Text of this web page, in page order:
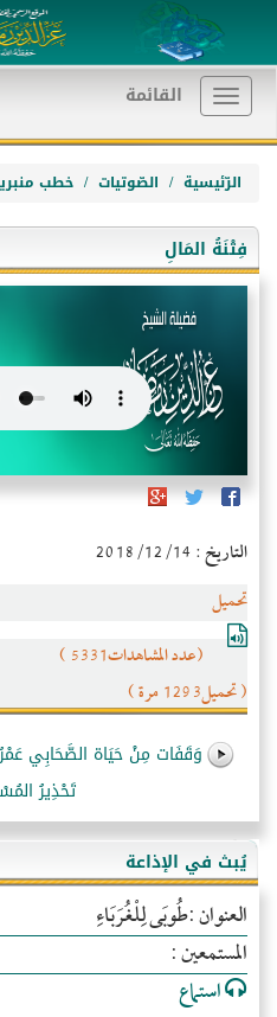
Toggle
navigation
القائمة
الرّئيسية الصّوتيات خطب
فِتْنَةُ المَالِ
التاريخ : 2018/12/14
تحميل
(عدد المشاهدات5331 )
( تحميل1293 مرة )
وَقَفَات مِنْ حَيَاة الصَّحَابِي
تَحْذِيرُ
يُبث في الإذاعة
العنوان :طُوبَى لِلْغُرَبَاءِ
المستمعين :
استماع